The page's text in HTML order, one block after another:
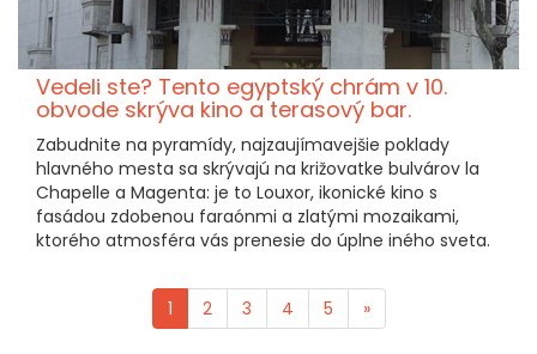
Vedeli ste? Tento egyptský chrám v 10.
obvode skrýva kino a terasový bar.
Zabudnite na pyramídy, najzaujímavejšie poklady
hlavného mesta sa skrývajú na križovatke bulvárov la
Chapelle a Magenta: je to Louxor, ikonické kino s
fasádou zdobenou faraónmi a zlatými mozaikami,
ktorého atmosféra vás prenesie do úplne iného sveta.
1 2 3 4 5 »